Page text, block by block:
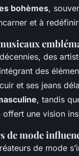
bohèmes,
et à
des
des
et ses jeans
, tandis
offert une vision
de mode
de mode